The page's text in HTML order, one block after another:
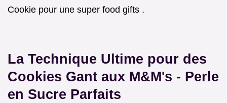
Cookie pour une super food gifts .
La Technique Ultime pour des
Cookies Gant aux M&M's - Perle
en Sucre Parfaits